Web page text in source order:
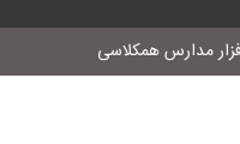
مدارس همکلاسی